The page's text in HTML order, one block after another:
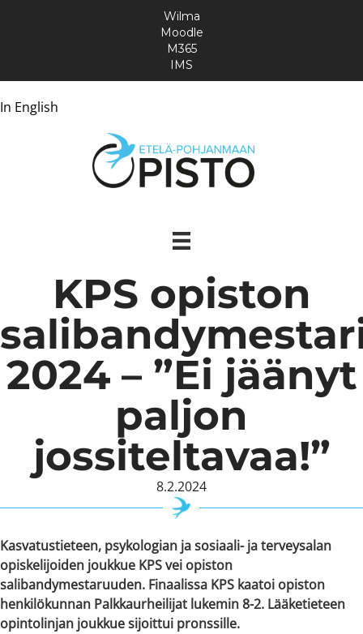
In English
Wilma
Moodle
M365
IMS
KPS opiston
2024 – ”Ei jäänyt
paljon
jossiteltavaa!”
8.2.2024
Kasvatustieteen, psykologian ja sosiaali- ja terveysalan
opiskelijoiden joukkue KPS vei opiston
salibandymestaruuden. Finaalissa KPS kaatoi opiston
henkilökunnan Palkkaurheilijat lukemin 8-2. Lääketieteen
opintolinjan joukkue sijoittui pronssille.